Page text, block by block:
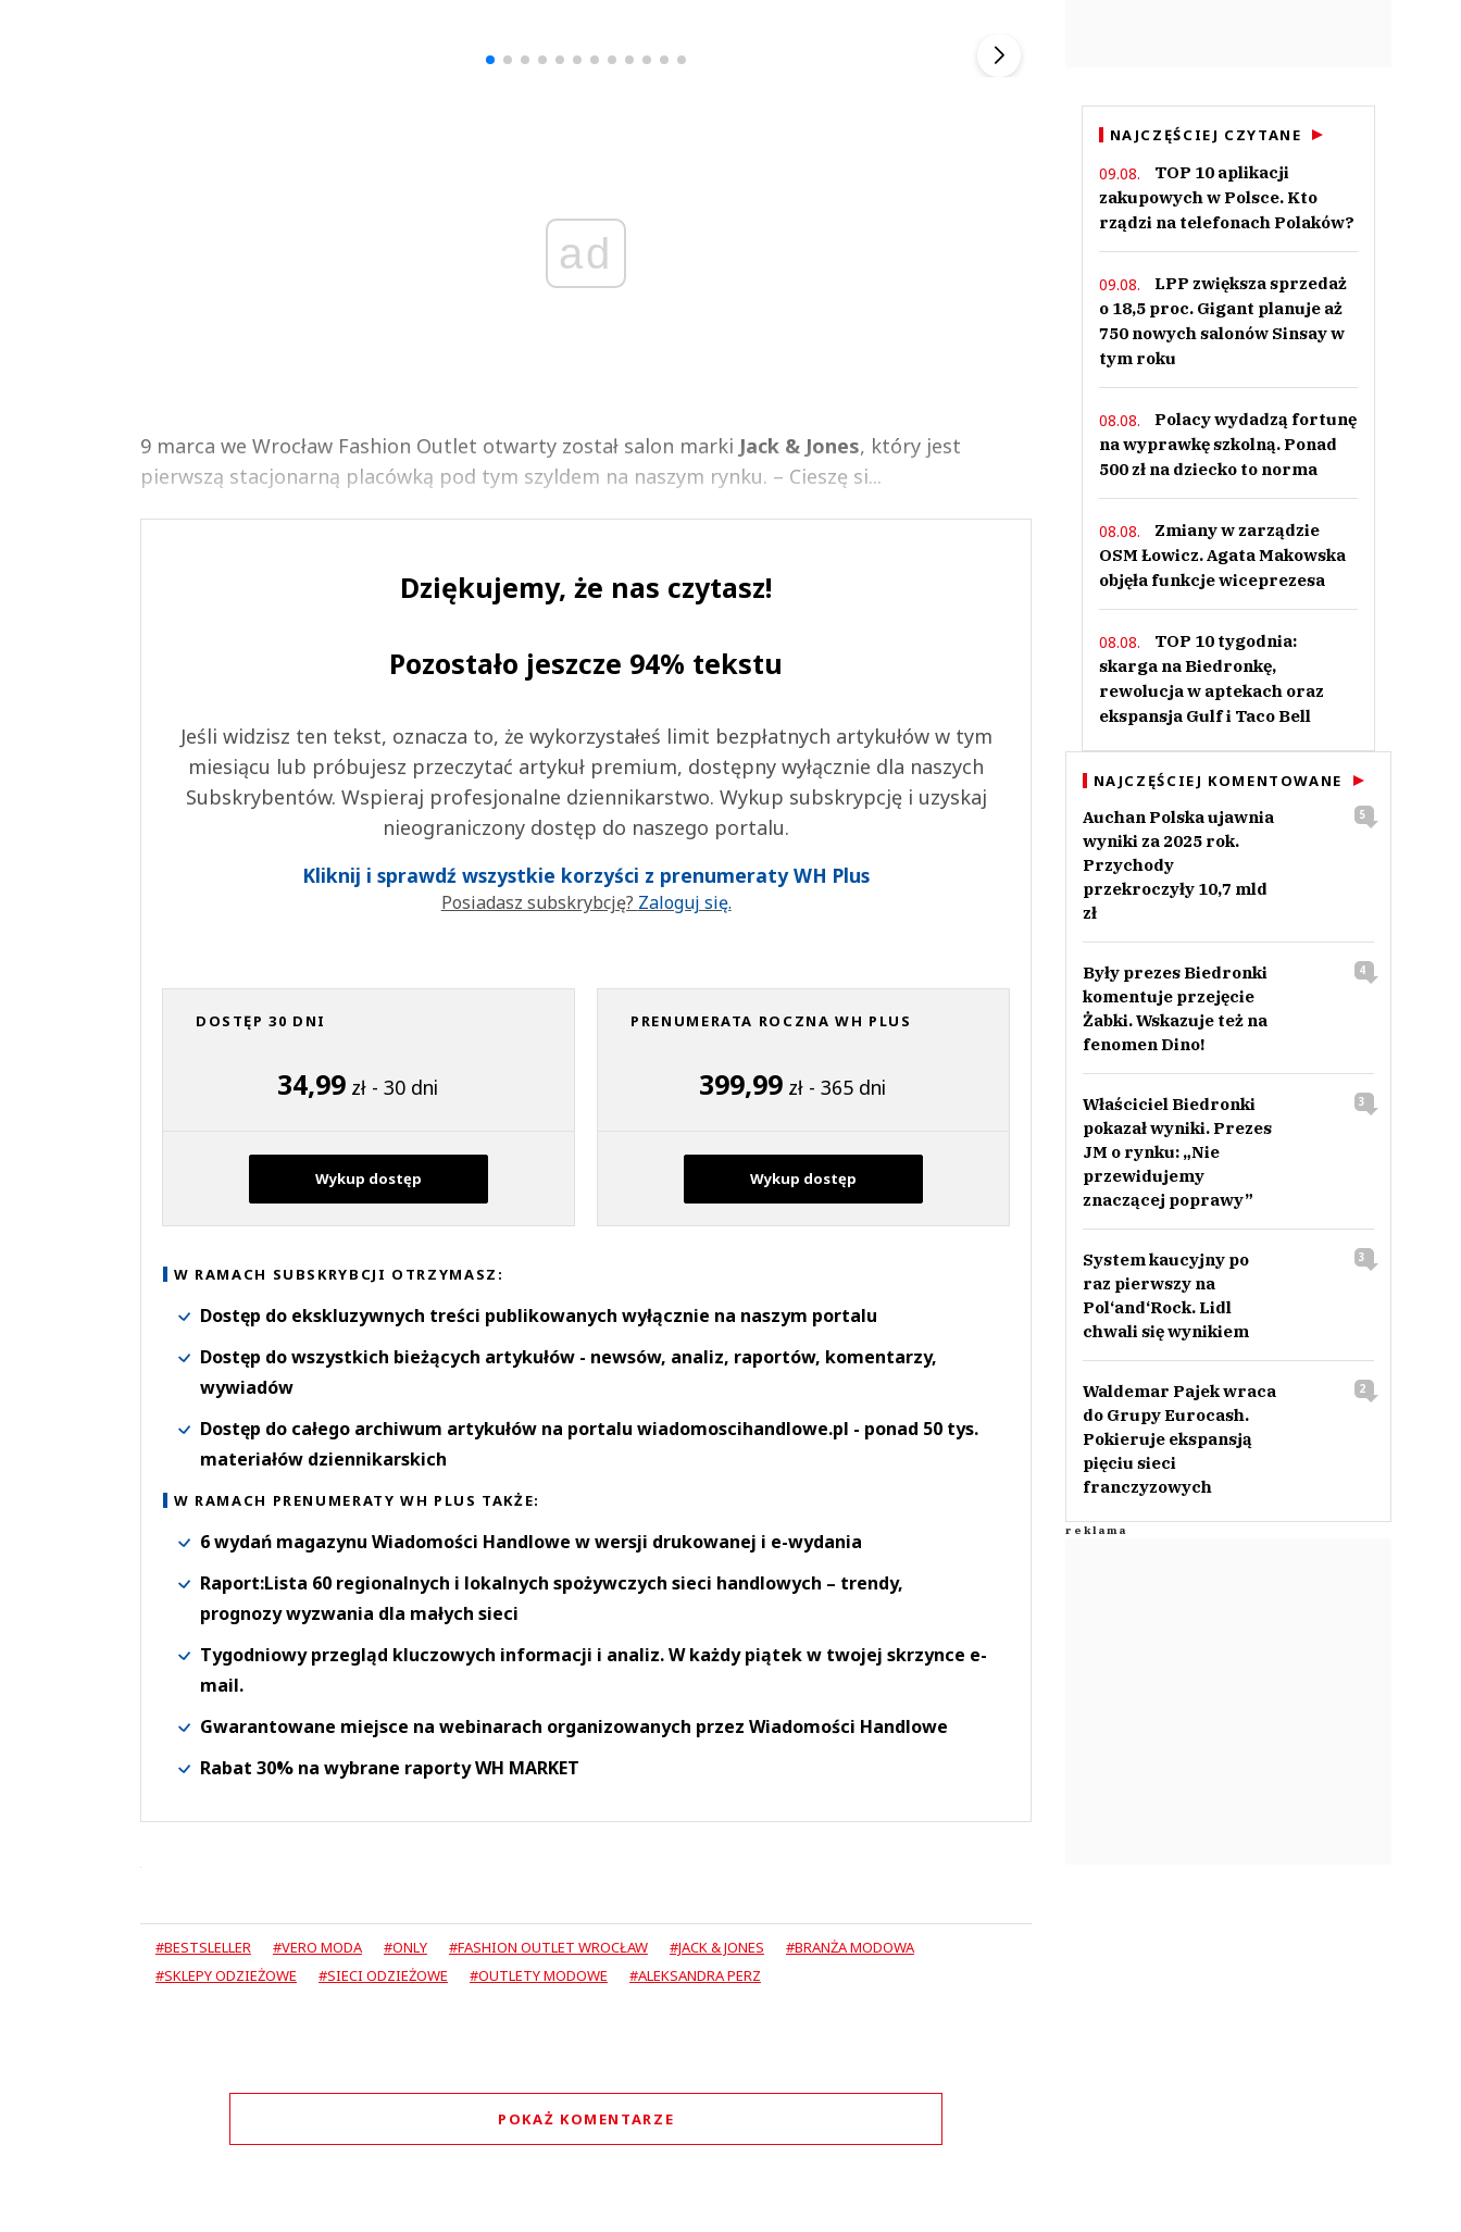
ad
9 marca we Wrocław Fashion Outlet otwarty został salon marki Jack & Jones, który jest
pierwszą stacjonarną placówką pod tym szyldem na naszym rynku. – Cieszę si...
Dziękujemy, że nas czytasz!
Pozostało jeszcze 94% tekstu
Jeśli widzisz ten tekst, oznacza to, że wykorzystałeś limit bezpłatnych artykułów w tym
miesiącu lub próbujesz przeczytać artykuł premium, dostępny wyłącznie dla naszych
Subskrybentów. Wspieraj profesjonalne dziennikarstwo. Wykup subskrypcję i uzyskaj
nieograniczony dostęp do naszego portalu.
Kliknij i sprawdź wszystkie korzyści z prenumeraty WH Plus
Posiadasz subskrybcję? Zaloguj się.
DOSTĘP 30 DNI
34,99 zł - 30 dni
Wykup dostęp
PRENUMERATA ROCZNA WH PLUS
399,99 zł - 365 dni
Wykup dostęp
W RAMACH SUBSKRYBCJI OTRZYMASZ:
Dostęp do ekskluzywnych treści publikowanych wyłącznie na naszym portalu
Dostęp do wszystkich bieżących artykułów - newsów, analiz, raportów, komentarzy,
wywiadów
Dostęp do całego archiwum artykułów na portalu wiadomoscihandlowe.pl - ponad 50 tys.
materiałów dziennikarskich
W RAMACH PRENUMERATY WH PLUS TAKŻE:
6 wydań magazynu Wiadomości Handlowe w wersji drukowanej i e-wydania
Raport:Lista 60 regionalnych i lokalnych spożywczych sieci handlowych – trendy,
prognozy wyzwania dla małych sieci
Tygodniowy przegląd kluczowych informacji i analiz. W każdy piątek w twojej skrzynce e-
mail.
Gwarantowane miejsce na webinarach organizowanych przez Wiadomości Handlowe
Rabat 30% na wybrane raporty WH MARKET
#BESTSLELLER #VERO MODA #ONLY #FASHION OUTLET WROCŁAW #JACK & JONES
#BRANŻA MODOWA
#SKLEPY ODZIEŻOWE
#SIECI ODZIEŻOWE #OUTLETY MODOWE #ALEKSANDRA PERZ
POKAŻ KOMENTARZE
NAJCZĘŚCIEJ CZYTANE
09.08.
TOP 10 aplikacji
zakupowych w Polsce. Kto
rządzi na telefonach Polaków?
09.08.
LPP zwiększa sprzedaż
o 18,5 proc. Gigant planuje aż
750 nowych salonów Sinsay w
tym roku
08.08.
Polacy wydadzą fortunę
na wyprawkę szkolną. Ponad
500 zł na dziecko to norma
08.08.
Zmiany w zarządzie
OSM Łowicz. Agata Makowska
objęła funkcje wiceprezesa
08.08.
TOP 10 tygodnia:
skarga na Biedronkę,
rewolucja w aptekach oraz
ekspansja Gulf i Taco Bell
NAJCZĘŚCIEJ KOMENTOWANE
Auchan Polska ujawnia
wyniki za 2025 rok.
Przychody
przekroczyły 10,7 mld
zł
5
Były prezes Biedronki
komentuje przejęcie
Żabki. Wskazuje też na
fenomen Dino!
4
Właściciel Biedronki
pokazał wyniki. Prezes
JM o rynku: „Nie
przewidujemy
znaczącej poprawy”
3
System kaucyjny po
raz pierwszy na
Pol‘and‘Rock. Lidl
chwali się wynikiem
3
Waldemar Pajek wraca
do Grupy Eurocash.
Pokieruje ekspansją
pięciu sieci
franczyzowych
2